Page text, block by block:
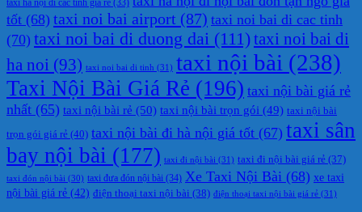
taxi hà nội đi các tỉnh giá rẻ (33)
tốt (68) taxi noi bai airport (87) taxi noi bai di cac tinh
(70) taxi noi bai di duong dai (111)taxi noi bai di
ha noi (93) taxi noi bai di tinh (31) taxi nội bài (238)
Taxi Nội Bài Giá Rẻ (196) taxi nội bài giá rẻ
nhất (65) taxi nội bài rẻ (50) taxi nội bài trọn gói (49) taxi nội bài
trọn gói giá rẻ (40) taxi nội bài đi hà nội giá tốt (67) taxi sân
bay nội bài (177) taxi đi nội bài (31) taxi đi nội bài giá rẻ (37)
taxi đón nội bài (30) taxi đưa đón nội bài (34) Xe Taxi Nội Bài (68) xe taxi
nội bài giá rẻ (42) điện thoại taxi nội bài (38) điện thoại taxi nội bài giá rẻ (31)